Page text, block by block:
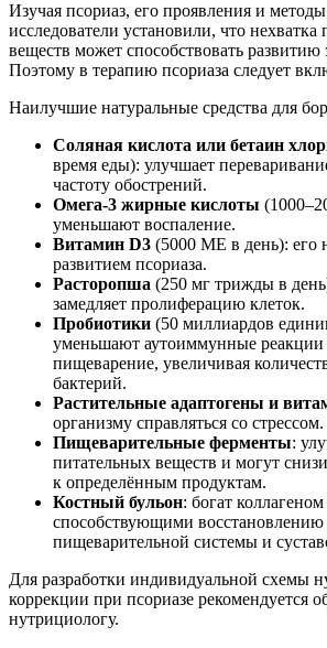
Изучая псориаз, его проявления и
исследователи установили, что нехватка
веществ может способствовать развитию
Поэтому в терапию псориаза следует
Наилучшие натуральные средства для
Соляная кислота или бетаин
время еды): улучшает
частоту обострений.
Омега-3 жирные кислоты
уменьшают воспаление.
Витамин D3 (5000 МЕ в день): его
развитием псориаза.
Расторопша (250 мг трижды в
замедляет пролиферацию клеток.
Пробиотики (50 миллиардов
уменьшают аутоиммунные
пищеварение, увеличивая
бактерий.
Растительные адаптогены и
организму справляться со стрессом.
Пищеварительные ферменты:
питательных веществ и могут
к определённым продуктам.
Костный бульон: богат
способствующими восстановлению
пищеварительной системы и
Для разработки индивидуальной схемы
коррекции при псориазе рекомендуется
нутрициологу.